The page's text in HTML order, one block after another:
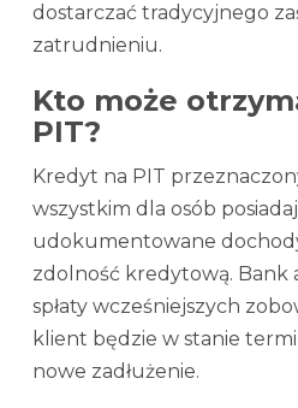
dostarczać tradycyjnego
zatrudnieniu.
Kto może
PIT?
Kredyt na PIT
wszystkim dla osób
udokumentowane
zdolność kredytową. Bank
spłaty wcześniejszych
klient będzie w stanie
nowe zadłużenie.